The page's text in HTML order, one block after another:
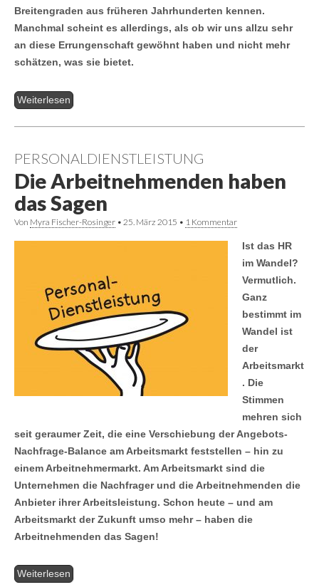
Breitengraden aus früheren Jahrhunderten kennen.
Manchmal scheint es allerdings, als ob wir uns allzu sehr
an diese Errungenschaft gewöhnt haben und nicht mehr
schätzen, was sie bietet.
Weiterlesen
PERSONALDIENSTLEISTUNG
Die Arbeitnehmenden haben
das Sagen
Von Myra Fischer-Rosinger • 25. März 2015 • 1 Kommentar
Ist das HR
im Wandel?
Vermutlich.
Ganz
bestimmt im
Wandel ist
der
Arbeitsmarkt
. Die
Stimmen
mehren sich
seit geraumer Zeit, die eine Verschiebung der Angebots-
Nachfrage-Balance am Arbeitsmarkt feststellen – hin zu
einem Arbeitnehmermarkt. Am Arbeitsmarkt sind die
Unternehmen die Nachfrager und die Arbeitnehmenden die
Anbieter ihrer Arbeitsleistung. Schon heute – und am
Arbeitsmarkt der Zukunft umso mehr – haben die
Arbeitnehmenden das Sagen!
Weiterlesen